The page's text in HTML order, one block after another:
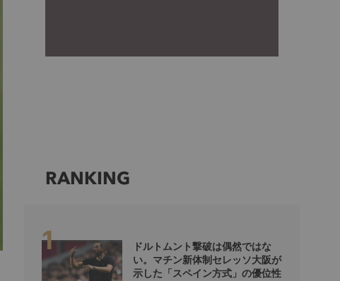
RANKING
ドルトムント撃破は偶然ではな
い。マチン新体制セレッソ大阪が
示した「スペイン方式」の優位性